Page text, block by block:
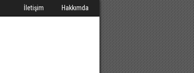
İletişim Hakkımda